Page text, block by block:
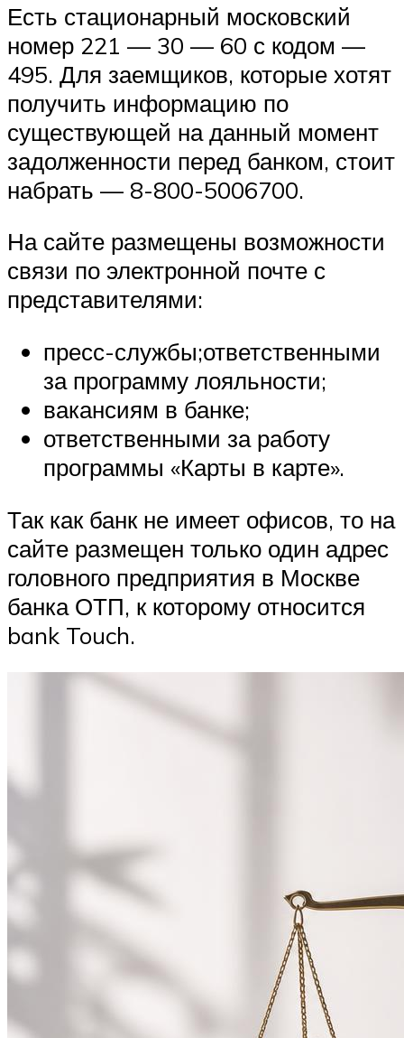
Есть стационарный московский
номер 221 — 30 — 60 с кодом —
495. Для заемщиков, которые хотят
получить информацию по
существующей на данный момент
задолженности перед банком, стоит
набрать — 8-800-5006700.
На сайте размещены возможности
связи по электронной почте с
представителями:
пресс-службы;ответственными
за программу лояльности;
вакансиям в банке;
ответственными за работу
программы «Карты в карте».
Так как банк не имеет офисов, то на
сайте размещен только один адрес
головного предприятия в Москве
банка ОТП, к которому относится
bank Touch.